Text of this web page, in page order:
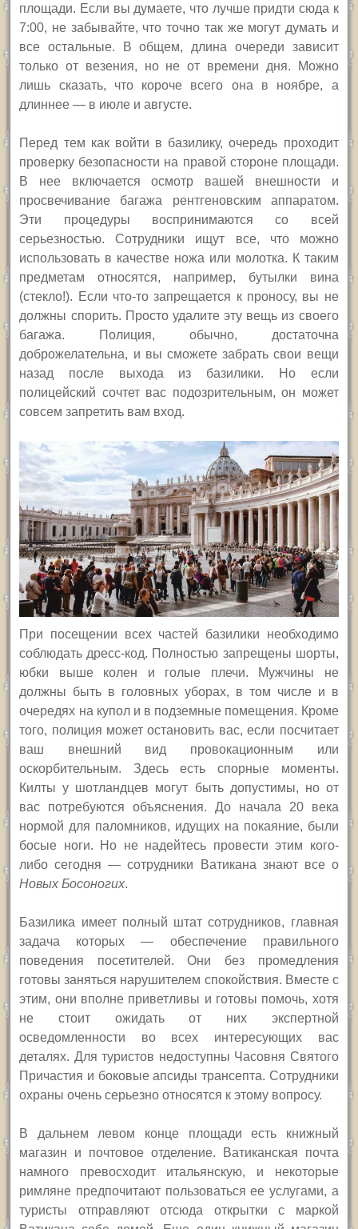
площади. Если вы думаете, что лучше придти сюда к
7:00, не забывайте, что точно так же могут думать и
все остальные. В общем, длина очереди зависит
только от везения, но не от времени дня. Можно
лишь сказать, что короче всего она в ноябре, а
длиннее — в июле и августе.
Перед тем как войти в базилику, очередь проходит
проверку безопасности на правой стороне площади.
В нее включается осмотр вашей внешности и
просвечивание багажа рентгеновским аппаратом.
Эти процедуры воспринимаются со всей
серьезностью. Сотрудники ищут все, что можно
использовать в качестве ножа или молотка. К таким
предметам относятся, например, бутылки вина
(стекло!). Если что-то запрещается к проносу, вы не
должны спорить. Просто удалите эту вещь из своего
багажа. Полиция, обычно, достаточна
доброжелательна, и вы сможете забрать свои вещи
назад после выхода из базилики. Но если
полицейский сочтет вас подозрительным, он может
совсем запретить вам вход.
При посещении всех частей базилики необходимо
соблюдать дресс-код. Полностью запрещены шорты,
юбки выше колен и голые плечи. Мужчины не
должны быть в головных уборах, в том числе и в
очередях на купол и в подземные помещения. Кроме
того, полиция может остановить вас, если посчитает
ваш внешний вид провокационным или
оскорбительным. Здесь есть спорные моменты.
Килты у шотландцев могут быть допустимы, но от
вас потребуются объяснения. До начала 20 века
нормой для паломников, идущих на покаяние, были
босые ноги. Но не надейтесь провести этим кого-
либо сегодня — сотрудники Ватикана знают все о
Новых Босоногих.
Базилика имеет полный штат сотрудников, главная
задача которых — обеспечение правильного
поведения посетителей. Они без промедления
готовы заняться нарушителем спокойствия. Вместе с
этим, они вполне приветливы и готовы помочь, хотя
не стоит ожидать от них экспертной
осведомленности во всех интересующих вас
деталях. Для туристов недоступны Часовня Святого
Причастия и боковые апсиды трансепта. Сотрудники
охраны очень серьезно относятся к этому вопросу.
В дальнем левом конце площади есть книжный
магазин и почтовое отделение. Ватиканская почта
намного превосходит итальянскую, и некоторые
римляне предпочитают пользоваться ее услугами, а
туристы отправляют отсюда открытки с маркой